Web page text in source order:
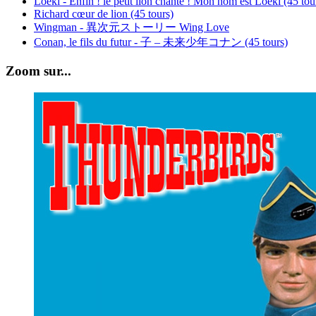
Richard cœur de lion (45 tours)
Wingman - 異次元ストーリー Wing Love
Conan, le fils du futur - 子 – 未来少年コナン (45 tours)
Zoom sur...